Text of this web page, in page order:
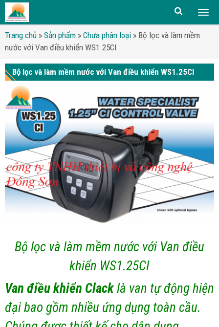
Trang chủ » Sản phẩm » Chưa phân loại » Bộ lọc và làm mềm
nước với Van điều khiển WS1.25CI
Bộ lọc và làm mềm nước với Van điều khiển WS1.25CI
Bộ lọc và làm mềm nước với Van điều
khiển WS1.25CI
Van điều khiển Clacklà van tự động hiện
đại bao gồm nhiều ứng dụng toàn cầu.